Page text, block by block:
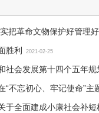
把革命文物保护好管理
胜利 2021-02-25
社会发展第十四个五年
“不忘初心、牢记使命”
于全面建成小康社会补